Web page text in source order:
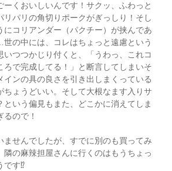
ーくおいしいんです！サクッ、ふわっと
リパリの角切りポークがぎっしり！そし
にコリアンダー（パクチー）が挟んであ
の中には、コレはちょっと遠慮という
つつかじり付くと、「うわっ、これコ
ろで完成してる！」と断言してしまいそ
インの具の良さを引き出しまくっている
ちょうどいい。そして大根なます入りサ
いう偏見もまた、どこかに消えてしま
ので！
ませんでしたが、すでに別のも買ってみ
の麻辣担屋さんに行くのはもうちょっ
です⁉︎